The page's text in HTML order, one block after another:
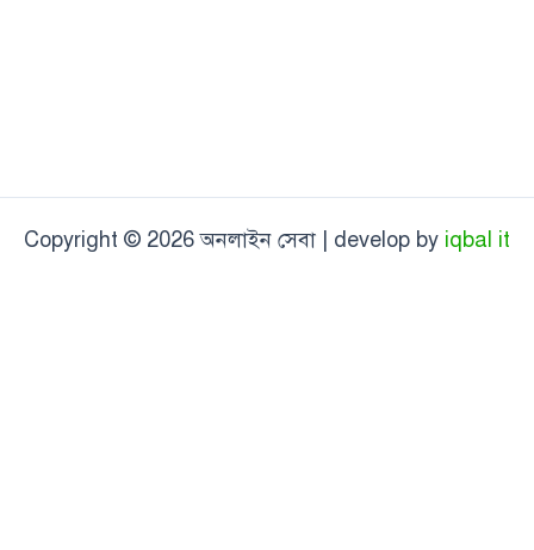
Copyright © 2026 অনলাইন সেবা | develop by iqbal it